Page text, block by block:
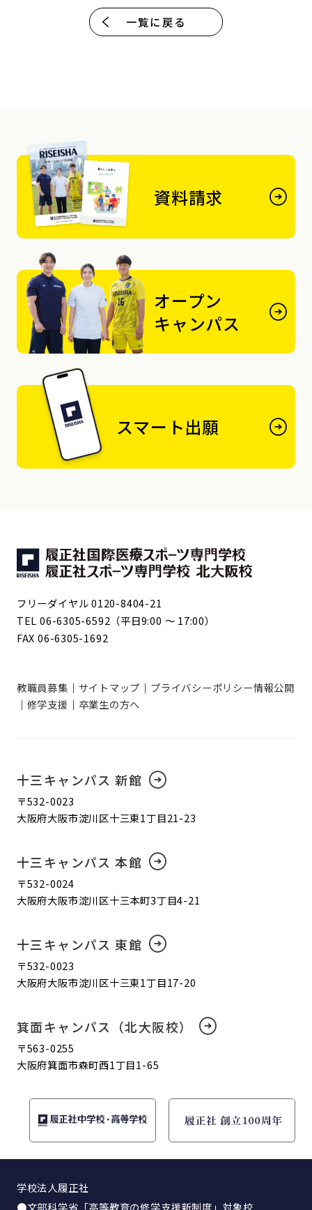
一覧に戻る
資料請求
オープン
キャンパス
スマート出願
フリーダイヤル 0120-8404-21
TEL 06-6305-6592（平日9:00 ～ 17:00）
FAX 06-6305-1692
教職員募集 サイトマップ プライバシーポリシー情報公開
修学支援
卒業生の方へ
十三キャンパス 新館
〒532-0023
大阪府大阪市淀川区十三東1丁目21-23
十三キャンパス 本館
〒532-0024
大阪府大阪市淀川区十三本町3丁目4-21
十三キャンパス 東館
〒532-0023
大阪府大阪市淀川区十三東1丁目17-20
箕面キャンパス（北大阪校）
〒563-0255
大阪府箕面市森町西1丁目1-65
学校法人履正社
●文部科学省「高等教育の修学支援新制度」対象校